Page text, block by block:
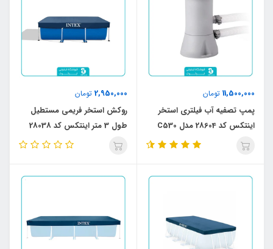
11,500,000 تومان
پمپ تصفیه آب فیلتری استخر
اینتکس کد 28604 مدل C530
2,950,000 تومان
روکش استخر فریمی مستطیل
طول 3 متر اینتکس کد 28038